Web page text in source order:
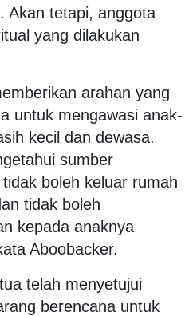
Akan tetapi, anggota
yang dilakukan
arahan yang
untuk mengawasi anak-
kecil dan dewasa.
sumber
boleh keluar rumah
tidak boleh
kepada anaknya
Aboobacker.
telah menyetujui
berencana untuk